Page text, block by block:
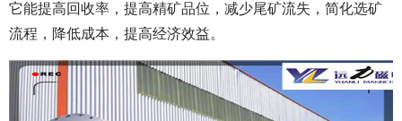
它能提高回收率，提高精矿品位，减少尾矿流失，简化选矿
流程，降低成本，提高经济效益。